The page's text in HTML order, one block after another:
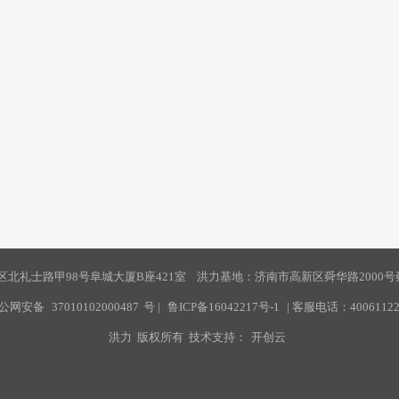
北礼士路甲98号阜城大厦B座421室 洪力基地：济南市高新区舜华路2000号
网安备 37010102000487 号 | 鲁ICP备16042217号-1 | 客服电话：
洪力 版权所有 技术支持： 开创云